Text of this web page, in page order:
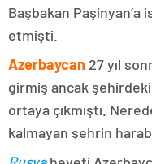
Başbakan Paşinyan’a
etmişti.
Azerbaycan 27 yıl
girmiş ancak şehirdeki
ortaya çıkmıştı.
kalmayan şehrin